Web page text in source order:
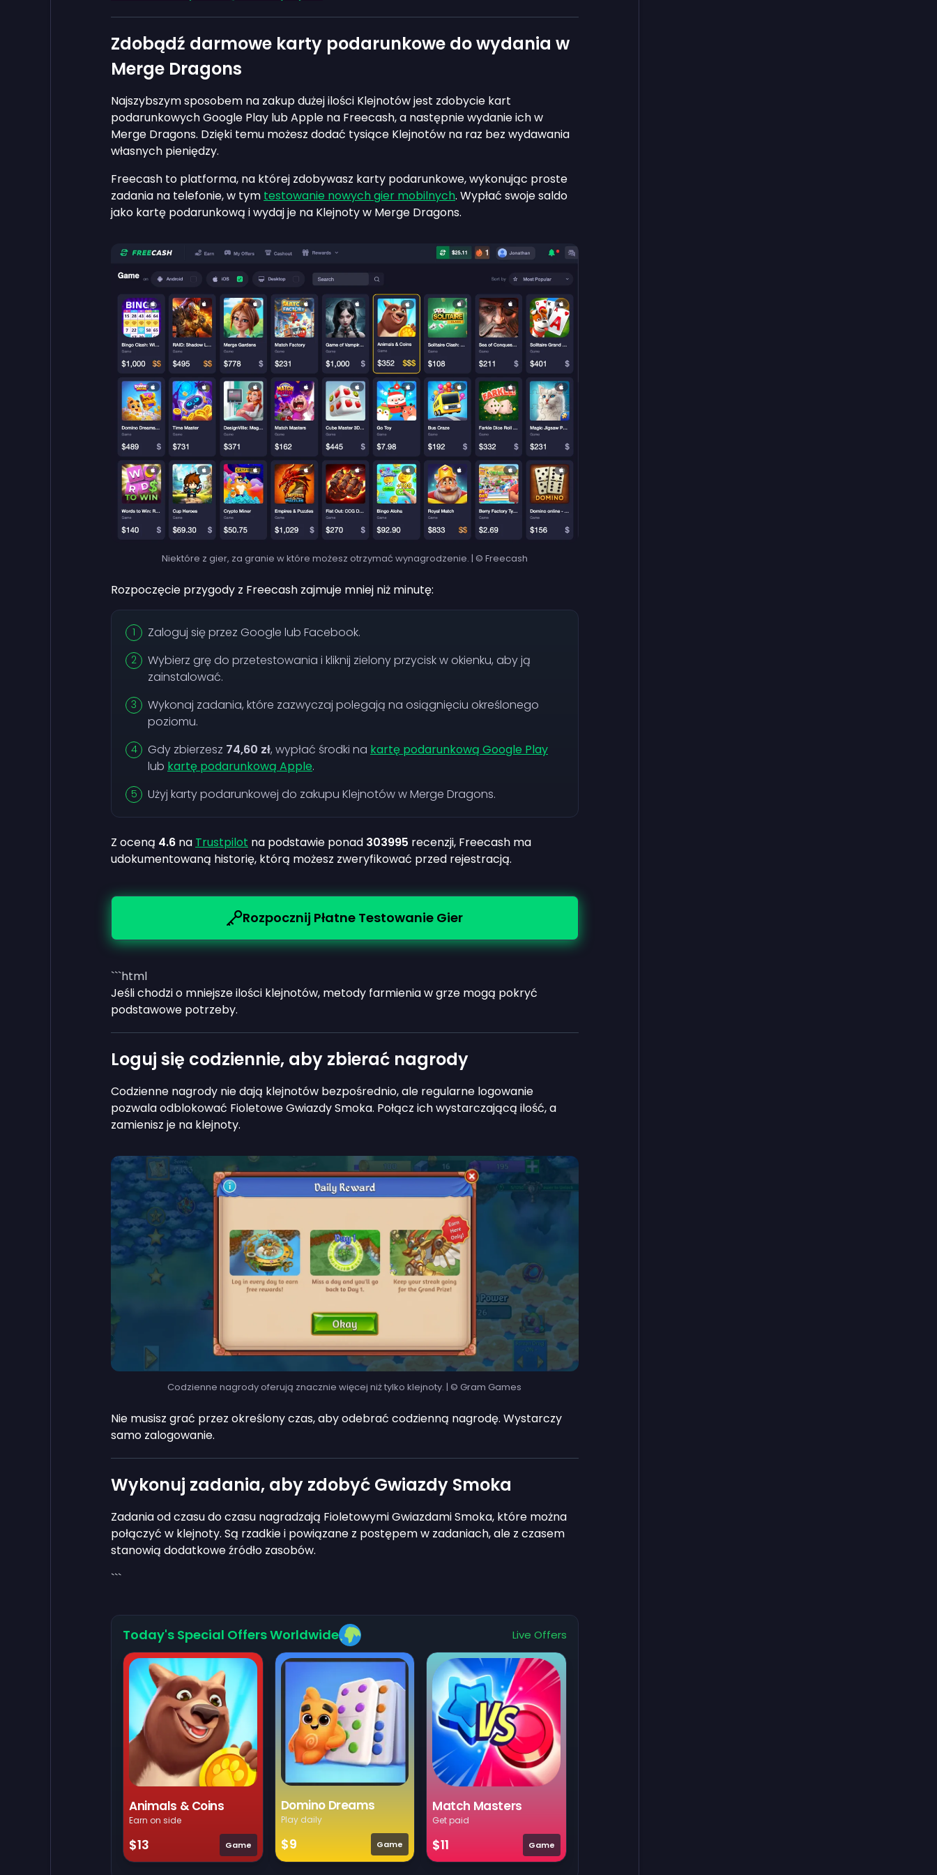
Zdobądź darmowe karty podarunkowe do wydania w
Merge Dragons
Najszybszym sposobem na zakup dużej ilości Klejnotów jest zdobycie kart
podarunkowych Google Play lub Apple na Freecash, a następnie wydanie ich w
Merge Dragons. Dzięki temu możesz dodać tysiące Klejnotów na raz bez wydawania
własnych pieniędzy.
Freecash to platforma, na której zdobywasz karty podarunkowe, wykonując proste
zadania na telefonie, w tym testowanie nowych gier mobilnych. Wypłać swoje saldo
jako kartę podarunkową i wydaj je na Klejnoty w Merge Dragons.
Niektóre z gier, za granie w które możesz otrzymać wynagrodzenie. | © Freecash
Rozpoczęcie przygody z Freecash zajmuje mniej niż minutę:
Zaloguj się przez Google lub Facebook.
Wybierz grę do przetestowania i kliknij zielony przycisk w okienku, aby ją
zainstalować.
Wykonaj zadania, które zazwyczaj polegają na osiągnięciu określonego
poziomu.
Gdy zbierzesz 74,60 zł, wypłać środki na kartę podarunkową Google Play
lub kartę podarunkową Apple.
Użyj karty podarunkowej do zakupu Klejnotów w Merge Dragons.
Z oceną 4.6 na Trustpilot na podstawie ponad 303995 recenzji, Freecash ma
udokumentowaną historię, którą możesz zweryfikować przed rejestracją.
Rozpocznij Płatne Testowanie Gier
```html
Jeśli chodzi o mniejsze ilości klejnotów, metody farmienia w grze mogą pokryć
podstawowe potrzeby.
Loguj się codziennie, aby zbierać nagrody
Codzienne nagrody nie dają klejnotów bezpośrednio, ale regularne logowanie
pozwala odblokować Fioletowe Gwiazdy Smoka. Połącz ich wystarczającą ilość, a
zamienisz je na klejnoty.
Codzienne nagrody oferują znacznie więcej niż tylko klejnoty. | © Gram Games
Nie musisz grać przez określony czas, aby odebrać codzienną nagrodę. Wystarczy
samo zalogowanie.
Wykonuj zadania, aby zdobyć Gwiazdy Smoka
Zadania od czasu do czasu nagradzają Fioletowymi Gwiazdami Smoka, które można
połączyć w klejnoty. Są rzadkie i powiązane z postępem w zadaniach, ale z czasem
stanowią dodatkowe źródło zasobów.
```
Today's Special Offers Worldwide Live Offers
Animals & Coins
Earn on side
$13 Game
Domino Dreams
Play daily
$9 Game
Match Masters
Get paid
$11 Game